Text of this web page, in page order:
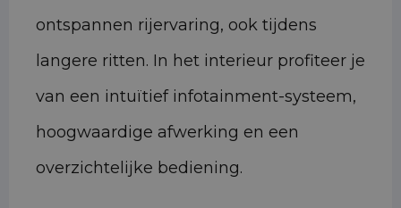
ontspannen rijervaring, ook tijdens
langere ritten. In het interieur profiteer je
van een intuïtief infotainment-systeem,
hoogwaardige afwerking en een
overzichtelijke bediening.